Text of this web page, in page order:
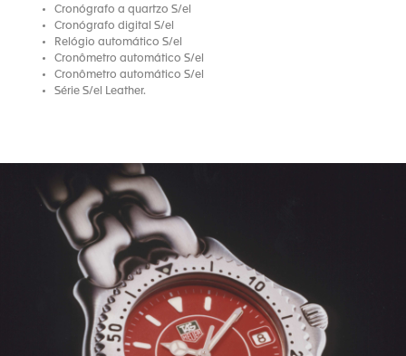
Cronógrafo a quartzo S/el
Cronógrafo digital S/el
Relógio automático S/el
Cronômetro automático S/el
Cronômetro automático S/el
Série S/el Leather.